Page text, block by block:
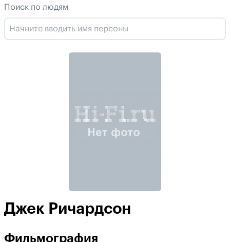
Поиск по людям
Джек Ричардсон
Фильмография